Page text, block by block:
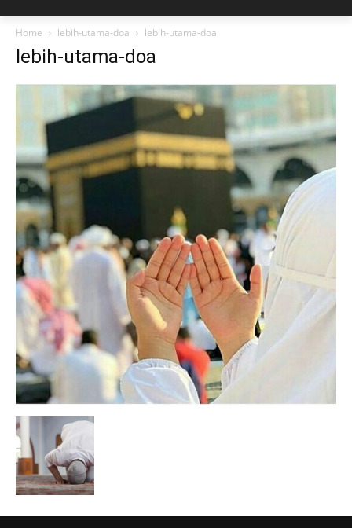
Home lebih-utama-doa lebih-utama-doa
lebih-utama-doa